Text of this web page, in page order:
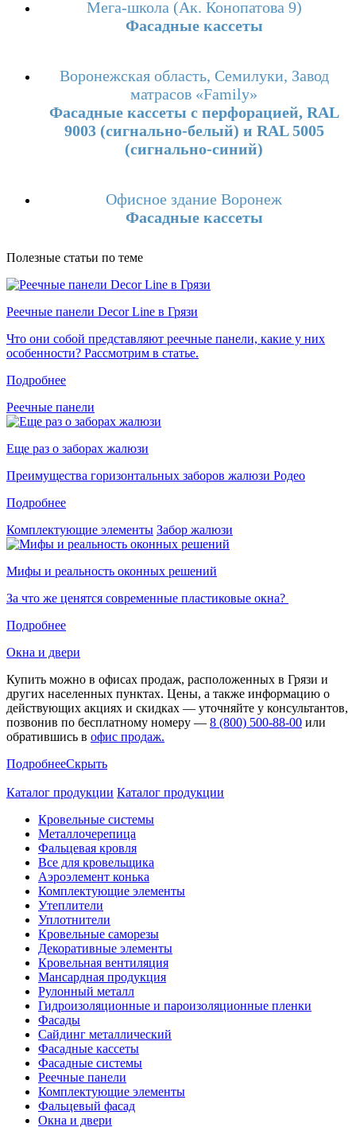
Мега-школа (Ак. Конопатова 9)
Фасадные кассеты
Воронежская область, Семилуки, Завод
матрасов «Family»
Фасадные кассеты с перфорацией, RAL
9003 (сигнально-белый) и RAL 5005
(сигнально-синий)
Офисное здание Воронеж
Фасадные кассеты
Полезные статьи по теме
Реечные панели Decor Line в Грязи
Что они собой представляют реечные панели, какие у них
особенности? Рассмотрим в статье.
Подробнее
Реечные панели
Еще раз о заборах жалюзи
Преимущества горизонтальных заборов жалюзи Родео
Подробнее
Комплектующие элементы Забор жалюзи
Мифы и реальность оконных решений
За что же ценятся современные пластиковые окна?
Подробнее
Окна и двери
Купить можно в офисах продаж, расположенных в Грязи и
других населенных пунктах. Цены, а также информацию о
действующих акциях и скидках — уточняйте у консультантов,
позвонив по бесплатному номеру — 8 (800) 500-88-00 или
обратившись в офис продаж.
ПодробнееСкрыть
Каталог продукции Каталог продукции
Кровельные системы
Металлочерепица
Фальцевая кровля
Все для кровельщика
Аэроэлемент конька
Комплектующие элементы
Утеплители
Уплотнители
Кровельные саморезы
Декоративные элементы
Кровельная вентиляция
Мансардная продукция
Рулонный металл
Гидроизоляционные и пароизоляционные пленки
Фасады
Сайдинг металлический
Фасадные кассеты
Фасадные системы
Реечные панели
Комплектующие элементы
Фальцевый фасад
Окна и двери